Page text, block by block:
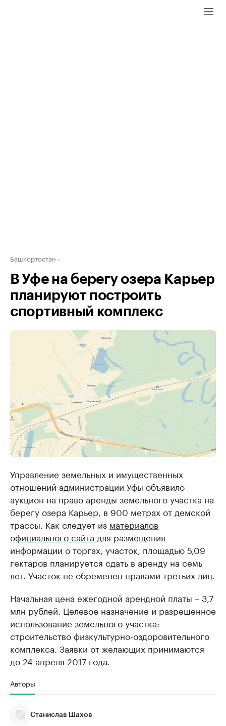
Башкортостан
В Уфе на берегу озера Карьер
планируют построить
спортивный комплекс
Управление земельных и имущественных
отношений администрации Уфы объявило
аукцион на право аренды земельного участка на
берегу озера Карьер, в 900 метрах от демской
трассы. Как следует из материалов
официального сайта для размещения
информации о торгах, участок, площадью 5,09
гектаров планируется сдать в аренду на семь
лет. Участок не обременен правами третьих лиц.
Начальная цена ежегодной арендной платы – 3,7
млн рублей. Целевое назначение и разрешенное
использование земельного участка:
строительство физкультурно-оздоровительного
комплекса. Заявки от желающих принимаются
до 24 апреля 2017 года.
Авторы
Станислав Шахов